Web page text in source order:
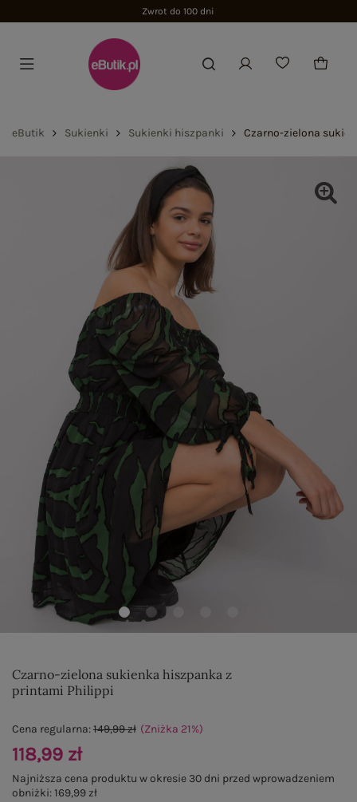
Zwrot do 100 dni
eButik Sukienki Sukienki hiszpanki Czarno-zielona
Czarno-zielona sukienka hiszpanka z
printami Philippi
Cena regularna:149,99 zł (Zniżka 21%)
118,99 zł
Najniższa cena produktu w okresie 30 dni przed wprowadzeniem
obniżki:169,99 zł